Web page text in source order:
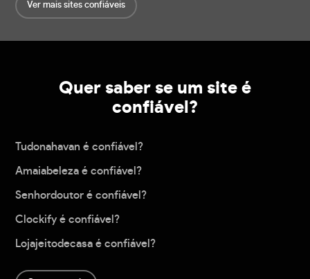
Ver mais sites confiáveis
Quer saber se um site é
confiável?
Tudonahavan é confiável?
Amaiabeleza é confiável?
Senhordoutor é confiável?
Clockify é confiável?
Lojajeitodecasa é confiável?